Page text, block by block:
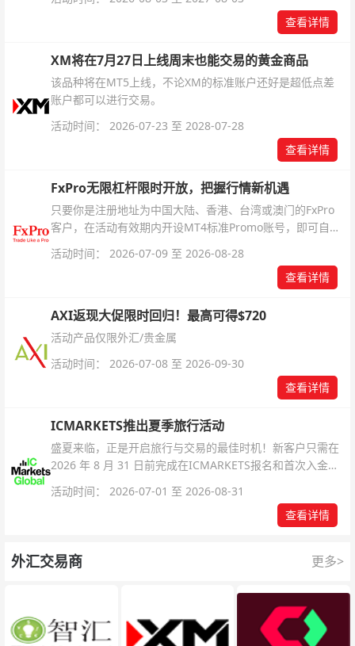
杆配置、支持软件及交易细则。
查看详情
XM将在7月27日上线周末也能交易的黄金商品
该品种将在MT5上线，不论XM的标准账户还好是超低点差
账户都可以进行交易。
活动时间： 2026-07-23 至 2028-07-28
查看详情
FxPro无限杠杆限时开放，把握行情新机遇
只要你是注册地址为中国大陆、香港、台湾或澳门的FxPro
客户，在活动有效期内开设MT4标准Promo账号，即可自动
活动时间： 2026-07-09 至 2026-08-28
查看详情
AXI返现大促限时回归！最高可得$720
活动产品仅限外汇/贵金属
活动时间： 2026-07-08 至 2026-09-30
查看详情
ICMARKETS推出夏季旅行活动
盛夏来临，正是开启旅行与交易的最佳时机！新客户只需在
2026 年 8 月 31 日前完成在ICMARKETS报名和首次入金即
活动时间： 2026-07-01 至 2026-08-31
查看详情
外汇交易商 更多>